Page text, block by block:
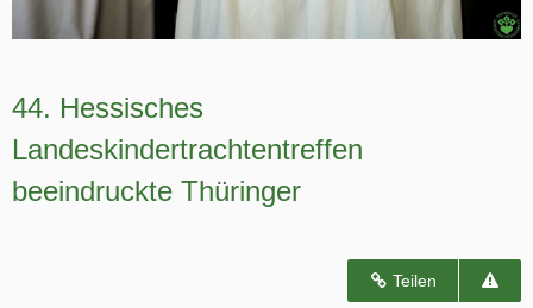
44. Hessisches
Landeskindertrachtentreffen
beeindruckte Thüringer
Teilen